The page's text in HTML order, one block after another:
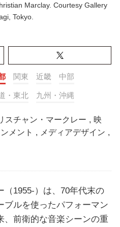
Marclay. Courtesy Gallery
Tokyo.
関東 近畿 中部
・東北 九州・沖縄
スチャン・マークレー , 映
メント , メディアデザイン ,
（1955-）は、70年代末の
ブルを使ったパフォーマン
、前衛的な音楽シーンの重